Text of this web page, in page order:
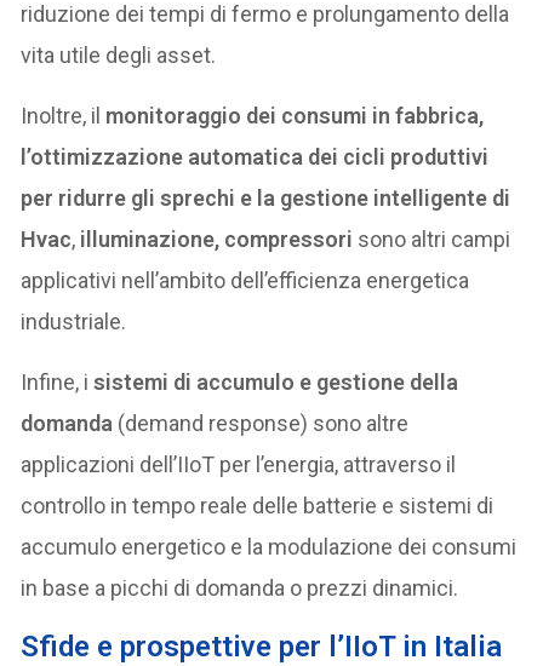
riduzione dei tempi di fermo e prolungamento della
vita utile degli asset.
Inoltre, il monitoraggio dei consumi in fabbrica,
l’ottimizzazione automatica dei cicli produttivi
per ridurre gli sprechi e la gestione intelligente di
Hvac, illuminazione, compressori sono altri campi
applicativi nell’ambito dell’efficienza energetica
industriale.
Infine, i sistemi di accumulo e gestione della
domanda (demand response) sono altre
applicazioni dell’IIoT per l’energia, attraverso il
controllo in tempo reale delle batterie e sistemi di
accumulo energetico e la modulazione dei consumi
in base a picchi di domanda o prezzi dinamici.
Sfide e prospettive per l’IIoT in Italia